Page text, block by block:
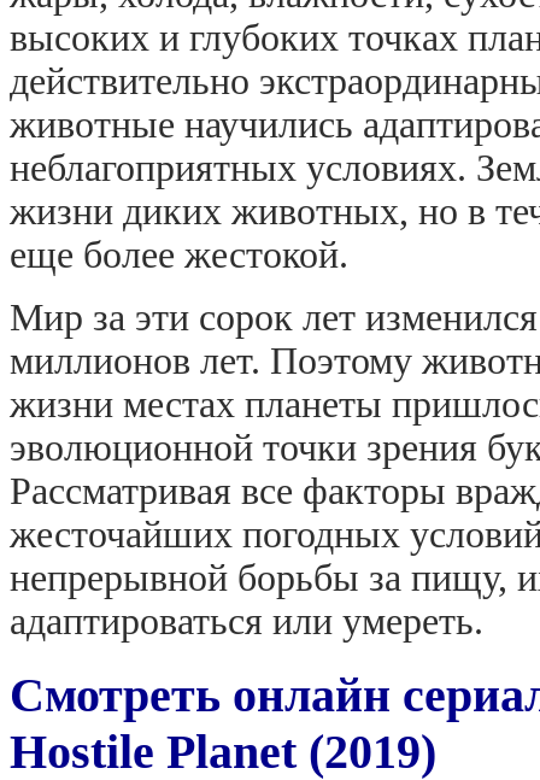
высоких и глубоких точках
действительно
животные научились
неблагоприятных условиях.
жизни диких животных, но в
еще более жестокой.
Мир за эти сорок лет
миллионов лет. Поэтому
жизни местах планеты
эволюционной точки зрения
Рассматривая все факторы
жесточайших погодных
непрерывной борьбы за пищу,
адаптироваться или умереть.
Смотреть онлайн
Hostile Planet (2019)